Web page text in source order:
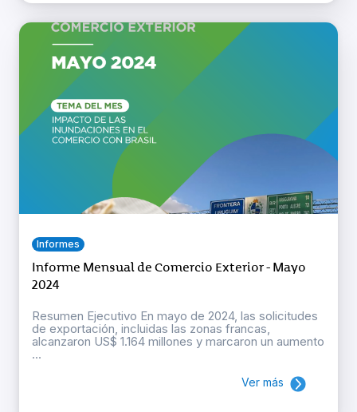
Informes
Informe Mensual de Comercio Exterior - Mayo
2024
Resumen Ejecutivo En mayo de 2024, las solicitudes
de exportación, incluidas las zonas francas,
alcanzaron US$ 1.164 millones y marcaron un aumento
...
Ver más